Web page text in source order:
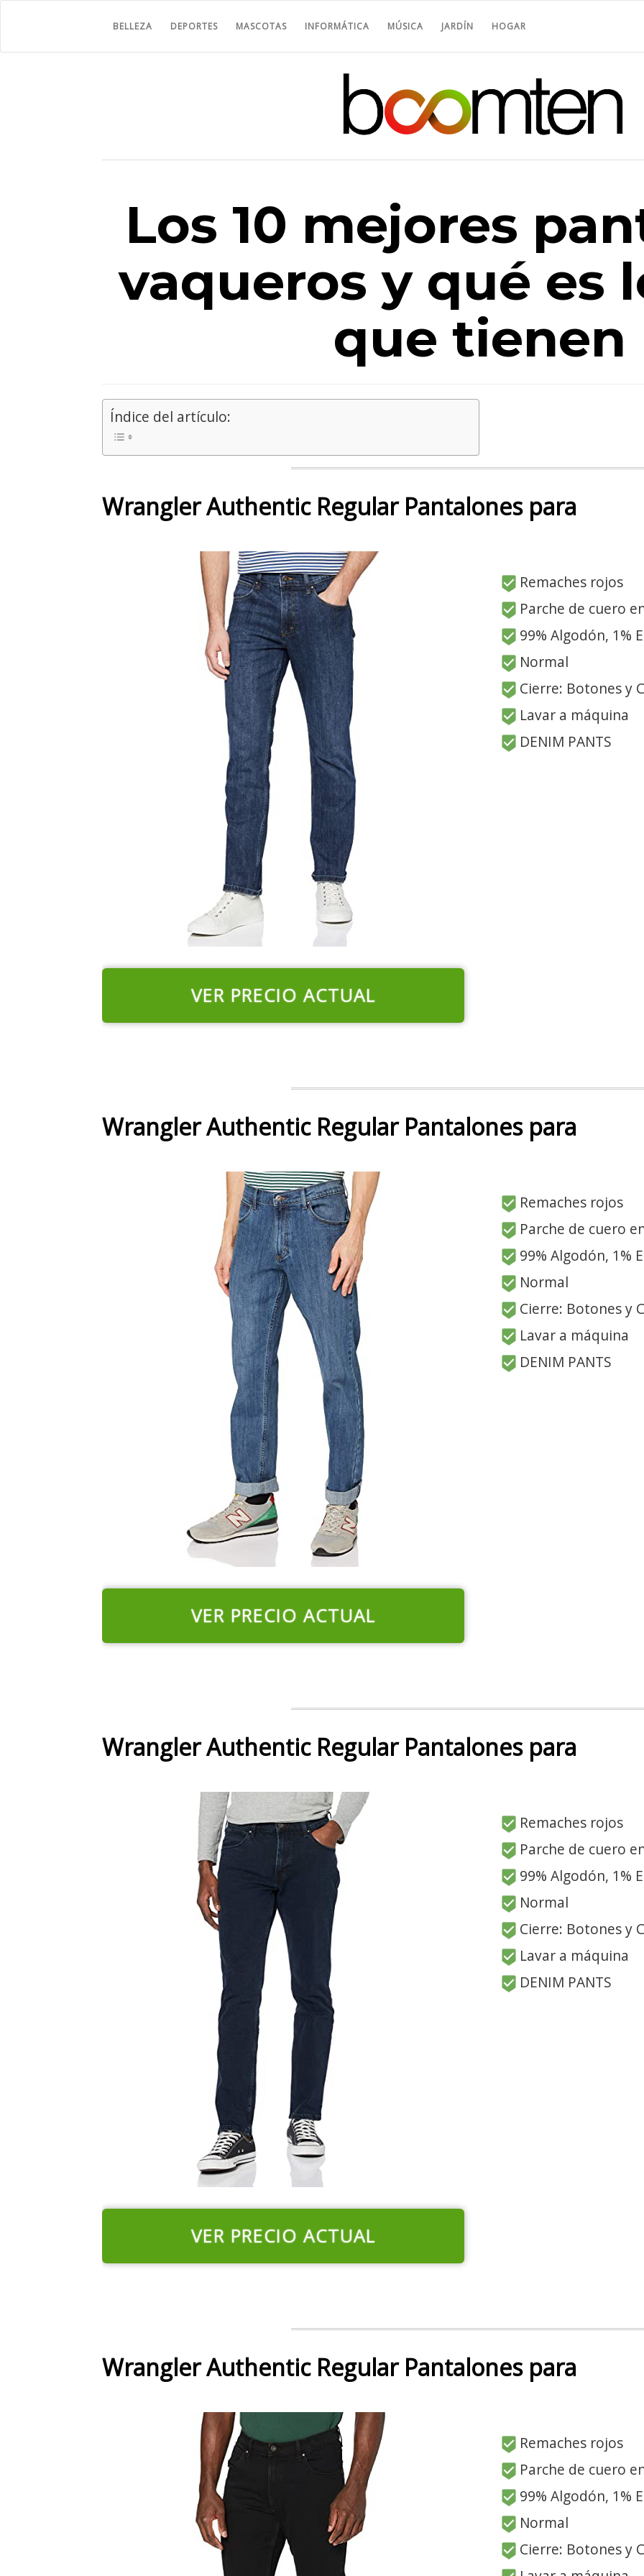
BELLEZA DEPORTES MASCOTAS INFORMÁTICA MÚSICA JARDÍN HOGAR
Los 10 mejores
vaqueros y qué es
que tienen
Índice del artículo:
Wrangler Authentic Regular Pantalones para
VER PRECIO ACTUAL
Remaches rojos
Parche de cuero
99% Algodón, 1%
Normal
Cierre: Botones y
Lavar a máquina
DENIM PANTS
Wrangler Authentic Regular Pantalones para
VER PRECIO ACTUAL
Remaches rojos
Parche de cuero
99% Algodón, 1%
Normal
Cierre: Botones y
Lavar a máquina
DENIM PANTS
Wrangler Authentic Regular Pantalones para
VER PRECIO ACTUAL
Remaches rojos
Parche de cuero
99% Algodón, 1%
Normal
Cierre: Botones y
Lavar a máquina
DENIM PANTS
Wrangler Authentic Regular Pantalones para
Remaches rojos
Parche de cuero
99% Algodón, 1%
Normal
Cierre: Botones y